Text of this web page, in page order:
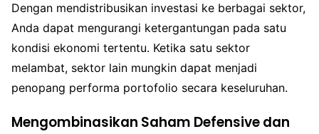
Dengan mendistribusikan investasi ke berbagai sektor,
Anda dapat mengurangi ketergantungan pada satu
kondisi ekonomi tertentu. Ketika satu sektor
melambat, sektor lain mungkin dapat menjadi
penopang performa portofolio secara keseluruhan.
Mengombinasikan Saham Defensive dan